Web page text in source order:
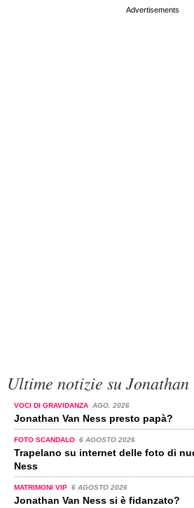
Ultime notizie su Jonathan
VOCI DI GRAVIDANZA AGO. 2026
Jonathan Van Ness presto papà?
FOTO SCANDALO 6 AGOSTO 2026
Trapelano su internet delle foto di
Ness
MATRIMONI VIP 6 AGOSTO 2026
Jonathan Van Ness si è fidanzato?